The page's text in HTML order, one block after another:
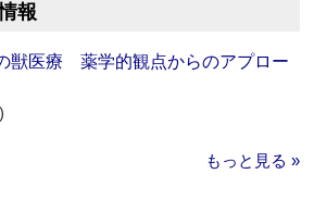
報
獣医療 薬学的観点からのアプロー
もっと見る »